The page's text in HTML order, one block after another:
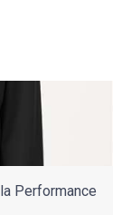
Performance